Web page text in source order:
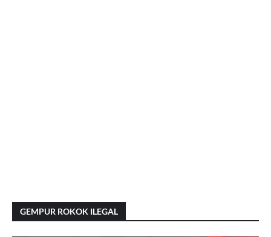
GEMPUR ROKOK ILEGAL